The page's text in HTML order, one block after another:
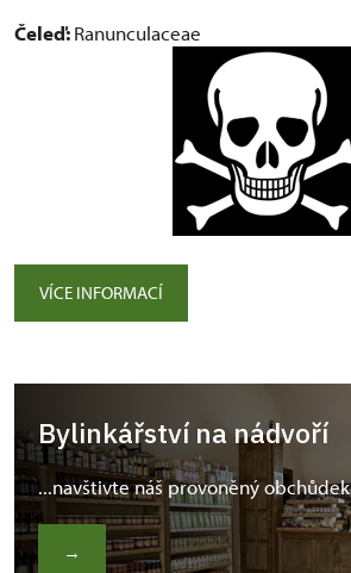
Čeleď:Ranunculaceae
VÍCE INFORMACÍ
Bylinkářství na nádvoří
...navštivte náš provoněný obchůdek
→